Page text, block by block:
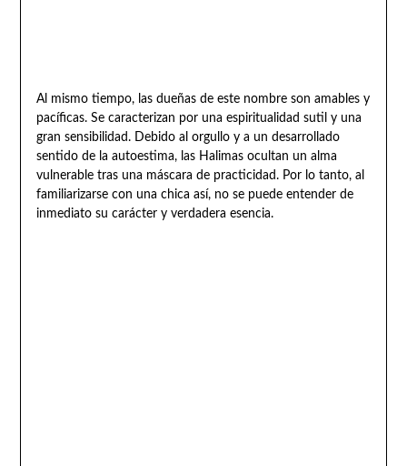
Al mismo tiempo, las dueñas de este nombre son amables y
pacíficas. Se caracterizan por una espiritualidad sutil y una
gran sensibilidad. Debido al orgullo y a un desarrollado
sentido de la autoestima, las Halimas ocultan un alma
vulnerable tras una máscara de practicidad. Por lo tanto, al
familiarizarse con una chica así, no se puede entender de
inmediato su carácter y verdadera esencia.